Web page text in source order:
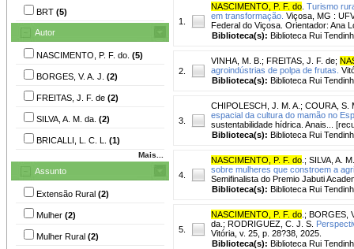
BRT (5)
Autor
NASCIMENTO, P. F. do. (5)
BORGES, V. A. J. (2)
FREITAS, J. F. de (2)
SILVA, A. M. da. (2)
BRICALLI, L. C. L. (1)
Mais...
Assunto
Extensão Rural (2)
Mulher (2)
Mulher Rural (2)
1.
NASCIMENTO, P. F. do Turismo
em transformação. Viçosa, MG :
Federal do Viçosa. Orientador: Ana
Biblioteca(s): Biblioteca Rui
2.
VINHA, M. B. ; FREITAS, J. F. de;
agroindústrias de polpa de frutas.
Biblioteca(s): Biblioteca Rui
3.
CHIPOLESCH, J. M. A. ; COURA, S.
espacial da cultura do mamão no
sustentabilidade hídrica. Anais...
Biblioteca(s): Biblioteca Rui
4.
NASCIMENTO, P. F. do ; SILVA, A.
sobre mulheres que constroem a
Semifinalista do Premio Jabuti
Biblioteca(s): Biblioteca Rui
5.
NASCIMENTO, P. F. do ; BORGES,
da. ; RODRIGUEZ, C. J. S.
Vitória, v. 25, p. 28?38, 2025.
Biblioteca(s): Biblioteca Rui